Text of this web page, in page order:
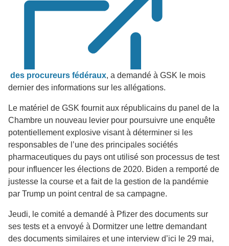
des procureurs fédéraux, a demandé à GSK le mois
dernier des informations sur les allégations.
Le matériel de GSK fournit aux républicains du panel de la
Chambre un nouveau levier pour poursuivre une enquête
potentiellement explosive visant à déterminer si les
responsables de l’une des principales sociétés
pharmaceutiques du pays ont utilisé son processus de test
pour influencer les élections de 2020. Biden a remporté de
justesse la course et a fait de la gestion de la pandémie
par Trump un point central de sa campagne.
Jeudi, le comité a demandé à Pfizer des documents sur
ses tests et a envoyé à Dormitzer une lettre demandant
des documents similaires et une interview d’ici le 29 mai,